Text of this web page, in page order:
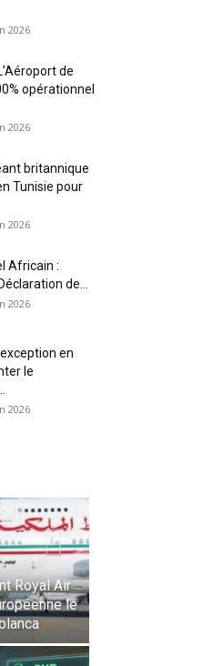
2026
de
opérationnel
2026
britannique
Tunisie pour
2026
Africain :
de...
2026
en
le
2026
l’IATA :